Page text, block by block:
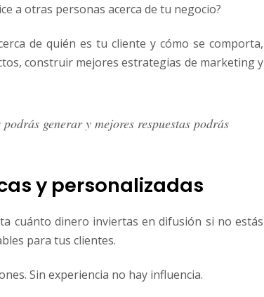
a otras personas acerca de tu negocio?
de quién es tu cliente y cómo se comporta,
construir mejores estrategias de marketing y
generar y mejores respuestas podrás
y personalizadas
cuánto dinero inviertas en difusión si no estás
para tus clientes.
Sin experiencia no hay influencia.